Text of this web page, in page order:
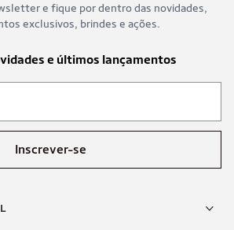
e fique por dentro das novidades,
exclusivos, brindes e ações.
e últimos lançamentos
Inscrever-se